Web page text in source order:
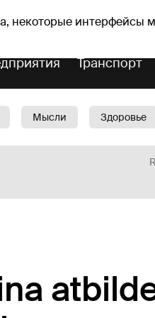
некоторые интерфейсы
Прогноз погоды Гороскопы
Транспорт
Мысли Здоровье